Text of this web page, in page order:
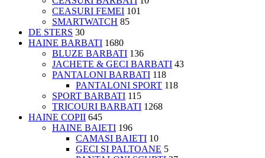
CEASURI FEMEI 101
SMARTWATCH 85
DE STERS 30
HAINE BARBATI 1680
BLUZE BARBATI 136
JACHETE & GECI BARBATI 43
PANTALONI BARBATI 118
PANTALONI SPORT 118
SPORT BARBATI 115
TRICOURI BARBATI 1268
HAINE COPII 645
HAINE BAIETI 196
CAMASI BAIETI 10
GECI SI PALTOANE 5